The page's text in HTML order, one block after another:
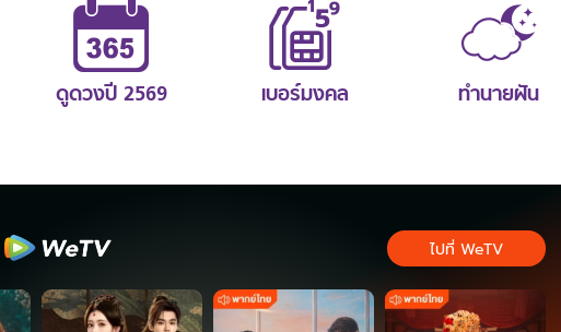
ดูดวงปี 2569 เบอร์มงคล ทำนายฝัน
ไปที่ WeTV